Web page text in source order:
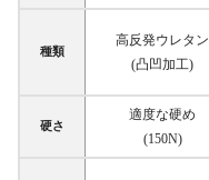
種類
高反発ウレタン
(凸凹加工)
硬さ
適度な硬め
(150N)